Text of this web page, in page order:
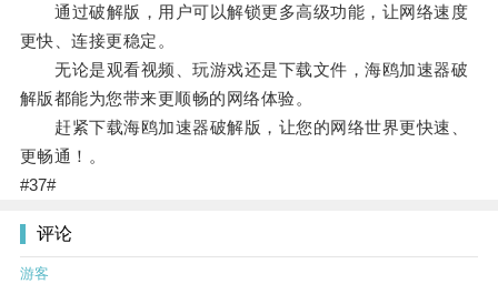
通过破解版，用户可以解锁更多高级功能，让网络速度
更快、连接更稳定。
无论是观看视频、玩游戏还是下载文件，海鸥加速器破
解版都能为您带来更顺畅的网络体验。
赶紧下载海鸥加速器破解版，让您的网络世界更快速、
更畅通！。
#37#
评论
游客